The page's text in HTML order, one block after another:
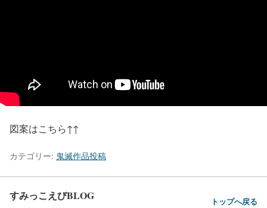
図案はこちら↑↑
カテゴリー: 鬼滅作品投稿
すみっこえびBLOG トップへ戻る